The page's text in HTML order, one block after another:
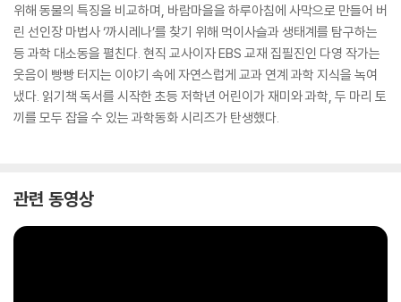
위해 동물의 특징을 비교하며, 바람마을을 하루아침에 사막으로 만들어 버
린 선인장 마법사 ‘까시레나’를 찾기 위해 먹이사슬과 생태계를 탐구하는
등 과학 대소동을 펼친다. 현직 교사이자 EBS 교재 집필진인 다영 작가는
웃음이 빵빵 터지는 이야기 속에 자연스럽게 교과 연계 과학 지식을 녹여
냈다. 읽기책 독서를 시작한 초등 저학년 어린이가 재미와 과학, 두 마리 토
끼를 모두 잡을 수 있는 과학동화 시리즈가 탄생했다.
관련 동영상